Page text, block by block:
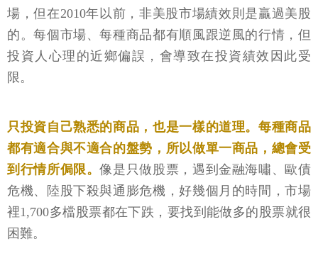
場，但在2010年以前，非美股市場績效則是贏過美股
的。每個市場、每種商品都有順風跟逆風的行情，但
投資人心理的近鄉偏誤，會導致在投資績效因此受
限。
只投資自己熟悉的商品，也是一樣的道理。每種商品
都有適合與不適合的盤勢，所以做單一商品，總會受
到行情所侷限。像是只做股票，遇到金融海嘯、歐債
危機、陸股下殺與通膨危機，好幾個月的時間，市場
裡1,700多檔股票都在下跌，要找到能做多的股票就很
困難。